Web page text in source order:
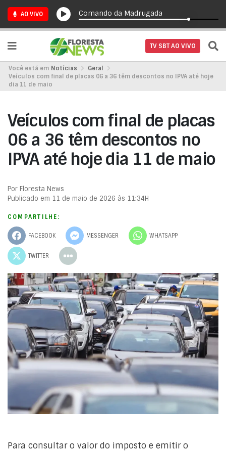
AO VIVO Comando da Madrugada
TV SBT AO VIVO
Você está em Notícias
Geral
Veículos com final de placas 06 a 36 têm descontos no IPVA até hoje
dia 11 de maio
Veículos com final de placas
06 a 36 têm descontos no
IPVA até hoje dia 11 de maio
Por Floresta News
Publicado em 11 de maio de 2026 às 11:34H
COMPARTILHE:
FACEBOOK MESSENGER WHATSAPP
TWITTER
Para consultar o valor do imposto e emitir o